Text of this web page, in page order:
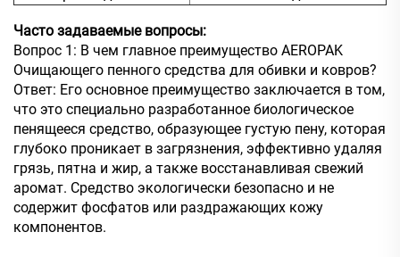
Часто задаваемые вопросы:
Вопрос 1: В чем главное преимущество AEROPAK
Очищающего пенного средства для обивки и ковров?
Ответ: Его основное преимущество заключается в том,
что это специально разработанное биологическое
пенящееся средство, образующее густую пену, которая
глубоко проникает в загрязнения, эффективно удаляя
грязь, пятна и жир, а также восстанавливая свежий
аромат. Средство экологически безопасно и не
содержит фосфатов или раздражающих кожу
компонентов.